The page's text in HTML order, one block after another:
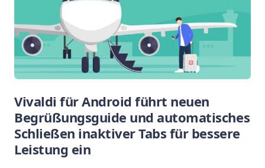
Vivaldi für Android führt neuen
Begrüßungsguide und automatisches
Schließen inaktiver Tabs für bessere
Leistung ein